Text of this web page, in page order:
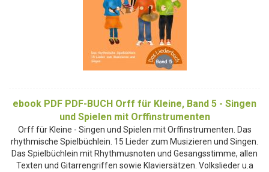
ebook PDF PDF-BUCH Orff für Kleine, Band 5 - Singen
und Spielen mit Orffinstrumenten
Orff für Kleine - Singen und Spielen mit Orffinstrumenten. Das
rhythmische Spielbüchlein. 15 Lieder zum Musizieren und Singen.
Das Spielbüchlein mit Rhythmusnoten und Gesangsstimme, allen
Texten und Gitarrengriffen sowie Klaviersätzen. Volkslieder u.a